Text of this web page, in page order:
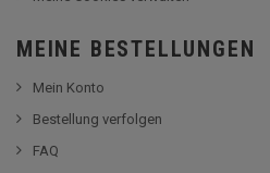
MEINE BESTELLUNGEN
Mein Konto
Bestellung verfolgen
FAQ